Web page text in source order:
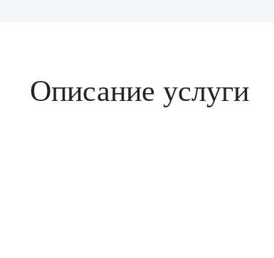
Описание услуги